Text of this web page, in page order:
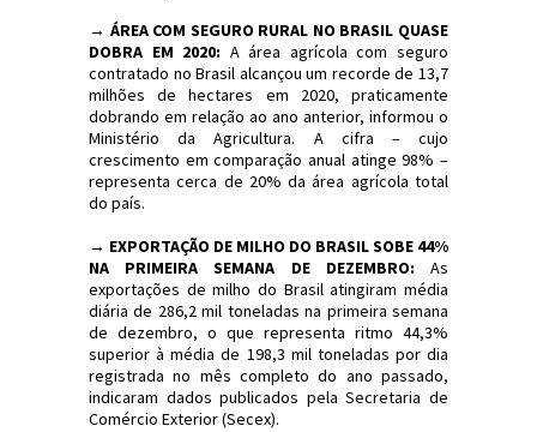
→ ÁREA COM SEGURO RURAL NO BRASIL QUASE
DOBRA EM 2020: A área agrícola com seguro
contratado no Brasil alcançou um recorde de 13,7
milhões de hectares em 2020, praticamente
dobrando em relação ao ano anterior, informou o
Ministério da Agricultura. A cifra – cujo
crescimento em comparação anual atinge 98% –
representa cerca de 20% da área agrícola total
do país.
→ EXPORTAÇÃO DE MILHO DO BRASIL SOBE 44%
NA PRIMEIRA SEMANA DE DEZEMBRO: As
exportações de milho do Brasil atingiram média
diária de 286,2 mil toneladas na primeira semana
de dezembro, o que representa ritmo 44,3%
superior à média de 198,3 mil toneladas por dia
registrada no mês completo do ano passado,
indicaram dados publicados pela Secretaria de
Comércio Exterior (Secex).